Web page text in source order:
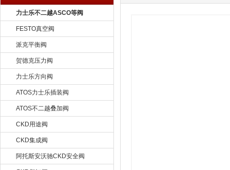
力士乐不二越ASCO等阀
FESTO真空阀
派克平衡阀
贺德克压力阀
力士乐方向阀
ATOS力士乐插装阀
ATOS不二越叠加阀
CKD用途阀
CKD集成阀
阿托斯安沃驰CKD安全阀